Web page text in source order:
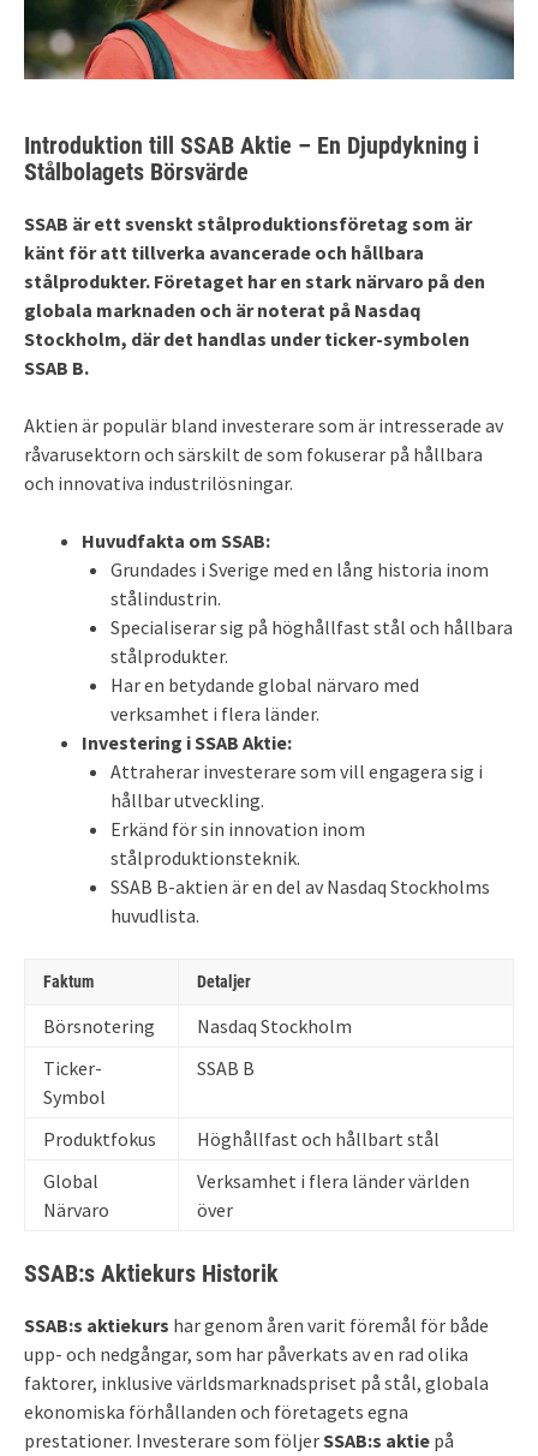
Introduktion till SSAB Aktie – En Djupdykning i
Stålbolagets Börsvärde
SSAB är ett svenskt stålproduktionsföretag som är
känt för att tillverka avancerade och hållbara
stålprodukter. Företaget har en stark närvaro på den
globala marknaden och är noterat på Nasdaq
Stockholm, där det handlas under ticker-symbolen
SSAB B.
Aktien är populär bland investerare som är intresserade av
råvarusektorn och särskilt de som fokuserar på hållbara
och innovativa industrilösningar.
Huvudfakta om SSAB:
Grundades i Sverige med en lång historia inom
stålindustrin.
Specialiserar sig på höghållfast stål och hållbara
stålprodukter.
Har en betydande global närvaro med
verksamhet i flera länder.
Investering i SSAB Aktie:
Attraherar investerare som vill engagera sig i
hållbar utveckling.
Erkänd för sin innovation inom
stålproduktionsteknik.
SSAB B-aktien är en del av Nasdaq Stockholms
huvudlista.
Faktum Detaljer
Börsnotering
Nasdaq Stockholm
Ticker-
Symbol
SSAB B
Produktfokus
Höghållfast och hållbart stål
Global
Närvaro
Verksamhet i flera länder världen
över
SSAB:s Aktiekurs Historik
SSAB:s aktiekurs har genom åren varit föremål för både
upp- och nedgångar, som har påverkats av en rad olika
faktorer, inklusive världsmarknadspriset på stål, globala
ekonomiska förhållanden och företagets egna
prestationer. Investerare som följerSSAB:s aktie på